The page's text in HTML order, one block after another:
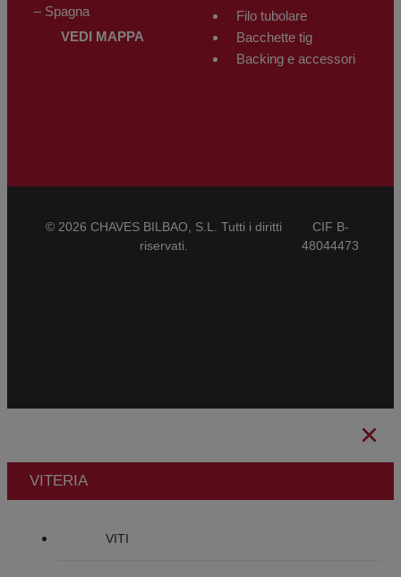
– Spagna
VEDI MAPPA
Filo tubolare
Bacchette tig
Backing e accessori
© 2026 CHAVES BILBAO, S.L. Tutti i diritti
riservati.
CIF B-
48044473
VITERIA
VITI